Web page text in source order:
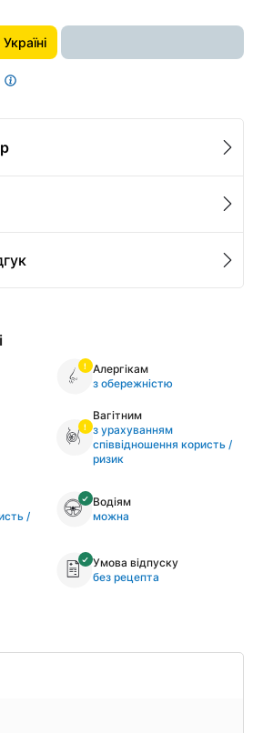
Алергікам
з обережністю
Вагітним
з урахуванням
співвідношення користь /
ризик
/
Водіям
можна
Умова відпуску
без рецепта